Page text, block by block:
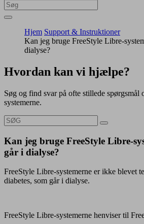
Hjem Support & Instruktioner
Kan jeg bruge FreeStyle Libre-
dialyse?
Hvordan kan vi hjælpe?
Søg og find svar på ofte stillede spørgsmål
systemerne.
Kan jeg bruge FreeStyle Libre-
går i dialyse?
FreeStyle Libre-systemerne er ikke blevet
diabetes, som går i dialyse.
FreeStyle Libre-systemerne henviser til